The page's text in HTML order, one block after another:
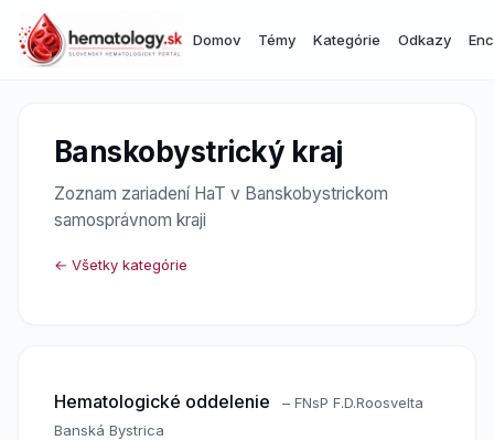
Domov Témy Kategórie Odkazy
Banskobystrický kraj
Zoznam zariadení HaT v Banskobystrickom
samosprávnom kraji
← Všetky kategórie
Hematologické oddelenie
– FNsP F.D.Roosvelta
Banská Bystrica